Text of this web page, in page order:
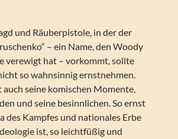
und Räuberpistole, in der der
– ein Name, den Woody
verewigt hat – vorkommt, sollte
so wahnsinnig ernstnehmen.
seine komischen Momente,
und seine besinnlichen. So ernst
des Kampfes und nationales Erbe
ist, so leichtfüßig und